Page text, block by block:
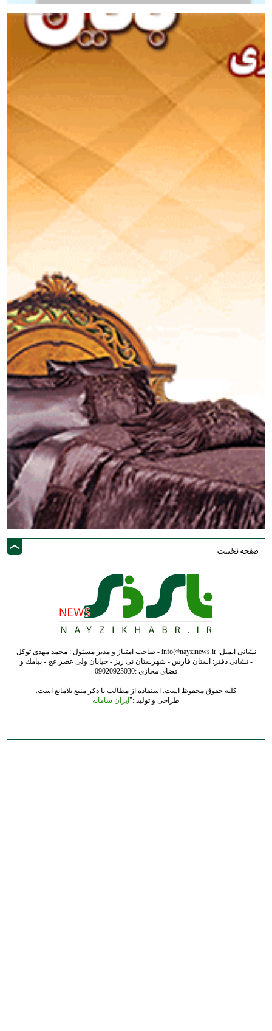
صفحه نخست
نشانی ایمیل: info@nayzinews.ir - صاحب امتیاز و مدیر مسئول : محمد مهدی توکل
- نشانی دفتر: استان فارس - شهرستان نی ریز - خیابان ولی عصر عج - پيامك و
فضاي مجازي :09020925030
کلیه حقوق محفوظ است. استفاده از مطالب با ذکر منبع بلامانع است.
طراحی و تولید :"ایران سامانه